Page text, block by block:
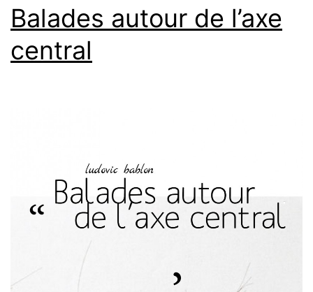
Balades autour de l’axe
central